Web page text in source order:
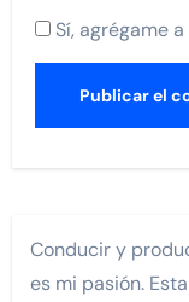
Sí, agrégame
Conducir y
es mi pasión.